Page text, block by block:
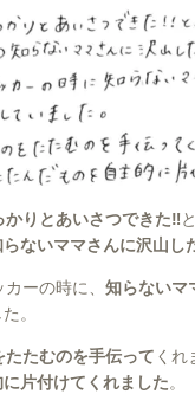
かりとあいさつできた‼
らないママさんに沢山し
ーの時に、 知らないマ
。
たたむのを手伝って くれ
に片付けてくれました。